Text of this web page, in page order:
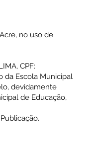
no uso de
CPF:
da Escola Municipal
devidamente
de Educação,